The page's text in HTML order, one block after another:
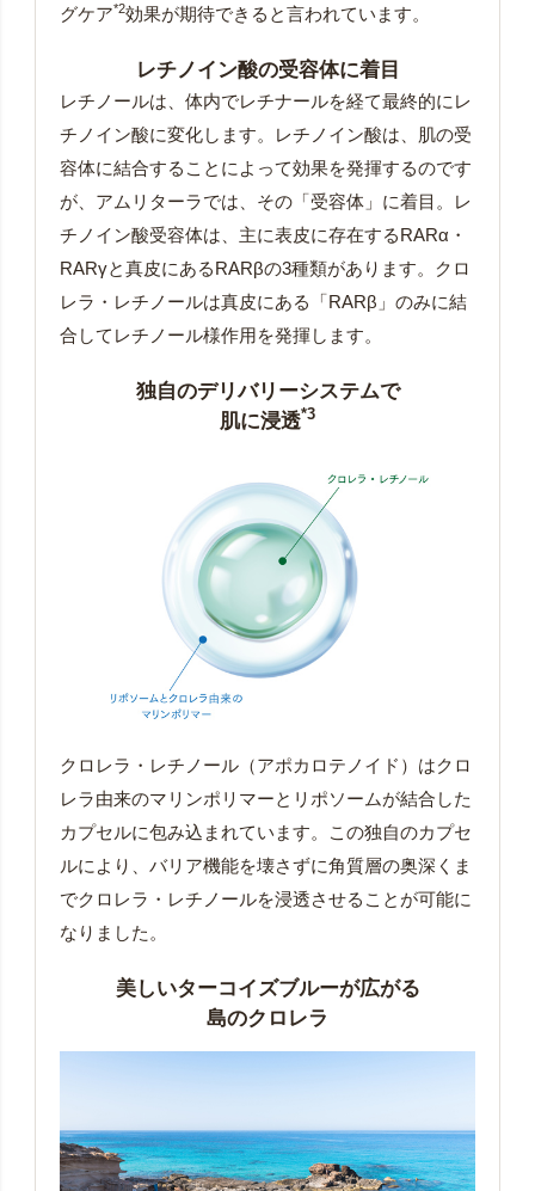
グケア*2効果が期待できると言われています。
レチノイン酸の受容体に着目
レチノールは、体内でレチナールを経て最終的にレ
チノイン酸に変化します。レチノイン酸は、肌の受
容体に結合することによって効果を発揮するのです
が、アムリターラでは、その「受容体」に着目。レ
チノイン酸受容体は、主に表皮に存在するRARα・
RARγと真皮にあるRARβの3種類があります。クロ
レラ・レチノールは真皮にある「RARβ」のみに結
合してレチノール様作用を発揮します。
独自のデリバリーシステムで
肌に浸透*3
クロレラ・レチノール（アポカロテノイド）はクロ
レラ由来のマリンポリマーとリポソームが結合した
カプセルに包み込まれています。この独自のカプセ
ルにより、バリア機能を壊さずに角質層の奥深くま
でクロレラ・レチノールを浸透させることが可能に
なりました。
美しいターコイズブルーが広がる
島のクロレラ